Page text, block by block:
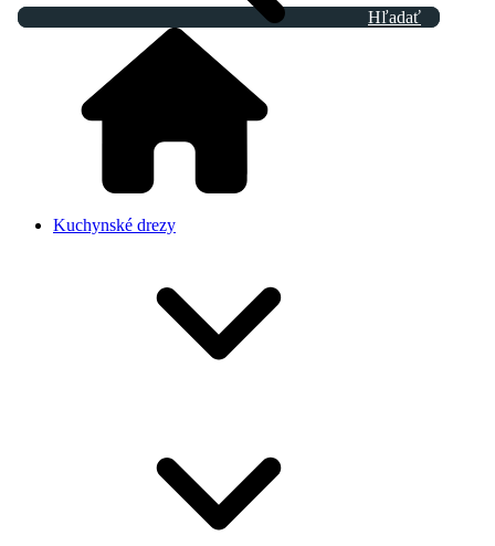
Hľadať
Kuchynské drezy